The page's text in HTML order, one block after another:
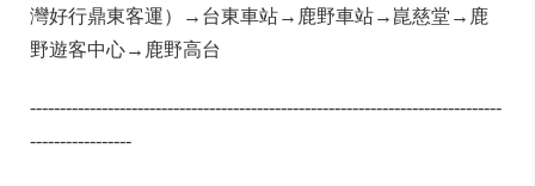
灣好行鼎東客運）→台東車站→鹿野車站→崑慈堂→鹿
野遊客中心→鹿野高台
-------------------------------------------------------------------------------
-----------------